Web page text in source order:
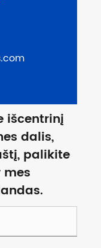
išcentrinį
dalis,
palikite